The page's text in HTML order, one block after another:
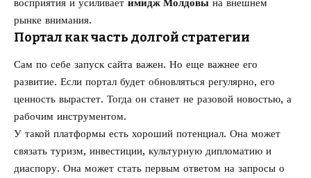
восприятия и усиливает имидж Молдовы на внешнем
рынке внимания.
Портал как часть долгой стратегии
Сам по себе запуск сайта важен. Но еще важнее его
развитие. Если портал будет обновляться регулярно, его
ценность вырастет. Тогда он станет не разовой новостью, а
рабочим инструментом.
У такой платформы есть хороший потенциал. Она может
связать туризм, инвестиции, культурную дипломатию и
диаспору. Она может стать первым ответом на запросы о